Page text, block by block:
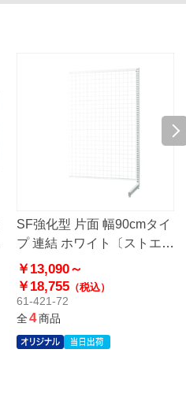
SF強化型 片面 幅90cmタイ
プ 連結 ホワイト〔ストエキ
オリジナル〕
￥13,090～
￥18,755 （税込）
61-421-72
全4商品